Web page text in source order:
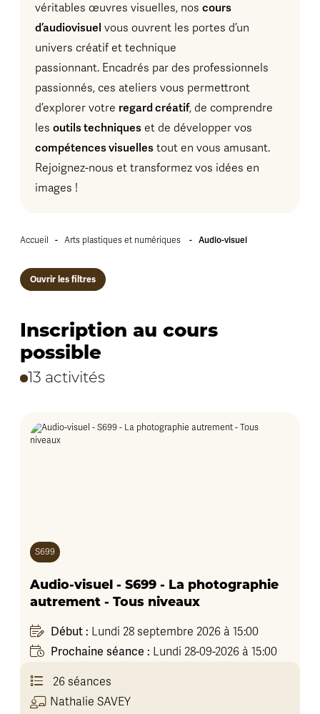
véritables œuvres visuelles, nos cours
d’audiovisuel vous ouvrent les portes d’un
univers créatif et technique
passionnant. Encadrés par des professionnels
passionnés, ces ateliers vous permettront
d’explorer votre regard créatif, de comprendre
les outils techniques et de développer vos
compétences visuelles tout en vous amusant.
Rejoignez-nous et transformez vos idées en
images !
Accueil - Arts plastiques et numériques - Audio-visuel
Ouvrir les filtres
Inscription au cours
possible
13 activités
S699
Audio-visuel - S699 - La photographie
autrement - Tous niveaux
Début : Lundi 28 septembre 2026 à 15:00
Prochaine séance : Lundi 28-09-2026 à 15:00
26 séances
Nathalie SAVEY